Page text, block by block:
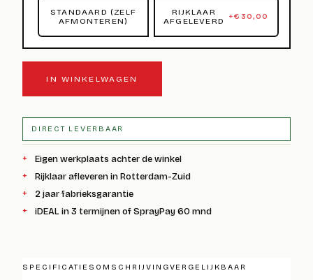
STANDAARD (ZELF
AFMONTEREN)
RIJKLAAR
AFGELEVERD
+€ 30,00
IN WINKELWAGEN
DIRECT LEVERBAAR
Eigen werkplaats achter de winkel
Rijklaar afleveren in Rotterdam-Zuid
2 jaar fabrieksgarantie
iDEAL in 3 termijnen of SprayPay 60 mnd
SPECIFICATIES OMSCHRIJVINGVERGELIJKBAAR